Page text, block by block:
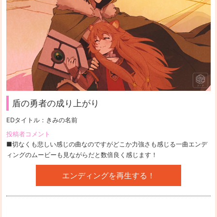
盾の勇者の成り上がり
EDタイトル： きみの名前
投稿者コメント
■切なくも悲しい感じの曲なのですがどこか力強さも感じる一曲エンデ
ィングのムービーも見ながらだと数倍良く感じます！
エンディングを再生する！